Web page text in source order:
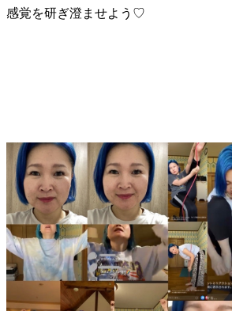
感覚を研ぎ澄ませよう♡